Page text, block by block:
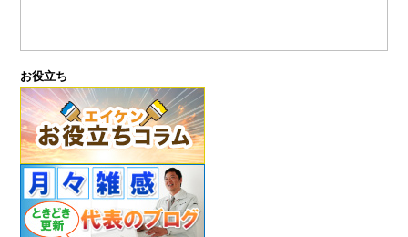
お役立ち